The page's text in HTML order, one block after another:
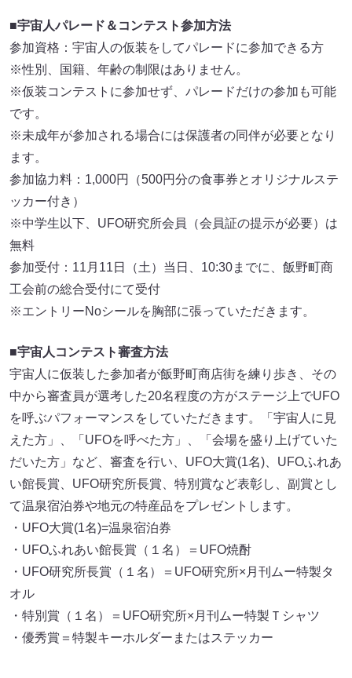
■宇宙人パレード＆コンテスト参加方法
参加資格：宇宙人の仮装をしてパレードに参加できる方
※性別、国籍、年齢の制限はありません。
※仮装コンテストに参加せず、パレードだけの参加も可能
です。
※未成年が参加される場合には保護者の同伴が必要となり
ます。
参加協力料：1,000円（500円分の食事券とオリジナルステ
ッカー付き）
※中学生以下、UFO研究所会員（会員証の提示が必要）は
無料
参加受付：11月11日（土）当日、10:30までに、飯野町商
工会前の総合受付にて受付
※エントリーNoシールを胸部に張っていただきます。
■宇宙人コンテスト審査方法
宇宙人に仮装した参加者が飯野町商店街を練り歩き、その
中から審査員が選考した20名程度の方がステージ上でUFO
を呼ぶパフォーマンスをしていただきます。「宇宙人に見
えた方」、「UFOを呼べた方」、「会場を盛り上げていた
だいた方」など、審査を行い、UFO大賞(1名)、UFOふれあ
い館長賞、UFO研究所長賞、特別賞など表彰し、副賞とし
て温泉宿泊券や地元の特産品をプレゼントします。
・UFO大賞(1名)=温泉宿泊券
・UFOふれあい館長賞（１名）＝UFO焼酎
・UFO研究所長賞（１名）＝UFO研究所×月刊ムー特製タ
オル
・特別賞（１名）＝UFO研究所×月刊ムー特製Ｔシャツ
・優秀賞＝特製キーホルダーまたはステッカー